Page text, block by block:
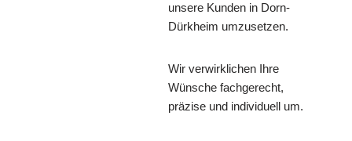
unsere Kunden in Dorn-
Dürkheim umzusetzen.
Wir verwirklichen Ihre
Wünsche fachgerecht,
präzise und individuell um.